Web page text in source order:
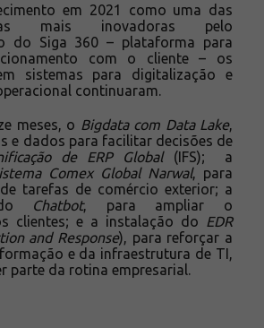
em 2021 como uma das
mais inovadoras pelo
do Siga 360 – plataforma para
com o cliente – os
sistemas para digitalização e
continuaram.
meses, o Bigdata com Data Lake,
e dados para facilitar decisões de
de ERP Global(IFS); a
Comex Global Narwal, para
tarefas de comércio exterior; a
do Chatbot, para ampliar o
clientes; e a instalação do
EDR
and Response), para reforçar a
e da infraestrutura de TI,
parte da rotina empresarial.